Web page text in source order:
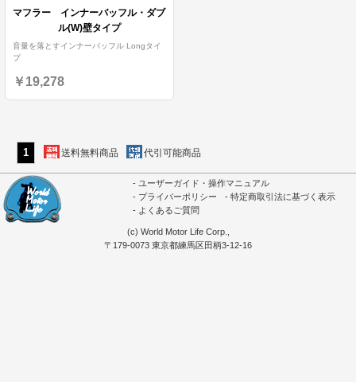
マフラー インナーバッフル・ダブ
ル(W)壁タイプ
音量を落とすインナーバッフル Longタイ
プ
￥19,278
1 送料無料商品 代引可能商品
ユーザーガイド・操作マニュアル
プライバーポリシー
特定商取引法に基づく表示
よくあるご質問
(c) World Motor Life Corp.,
〒179-0073 東京都練馬区田柄3-12-16